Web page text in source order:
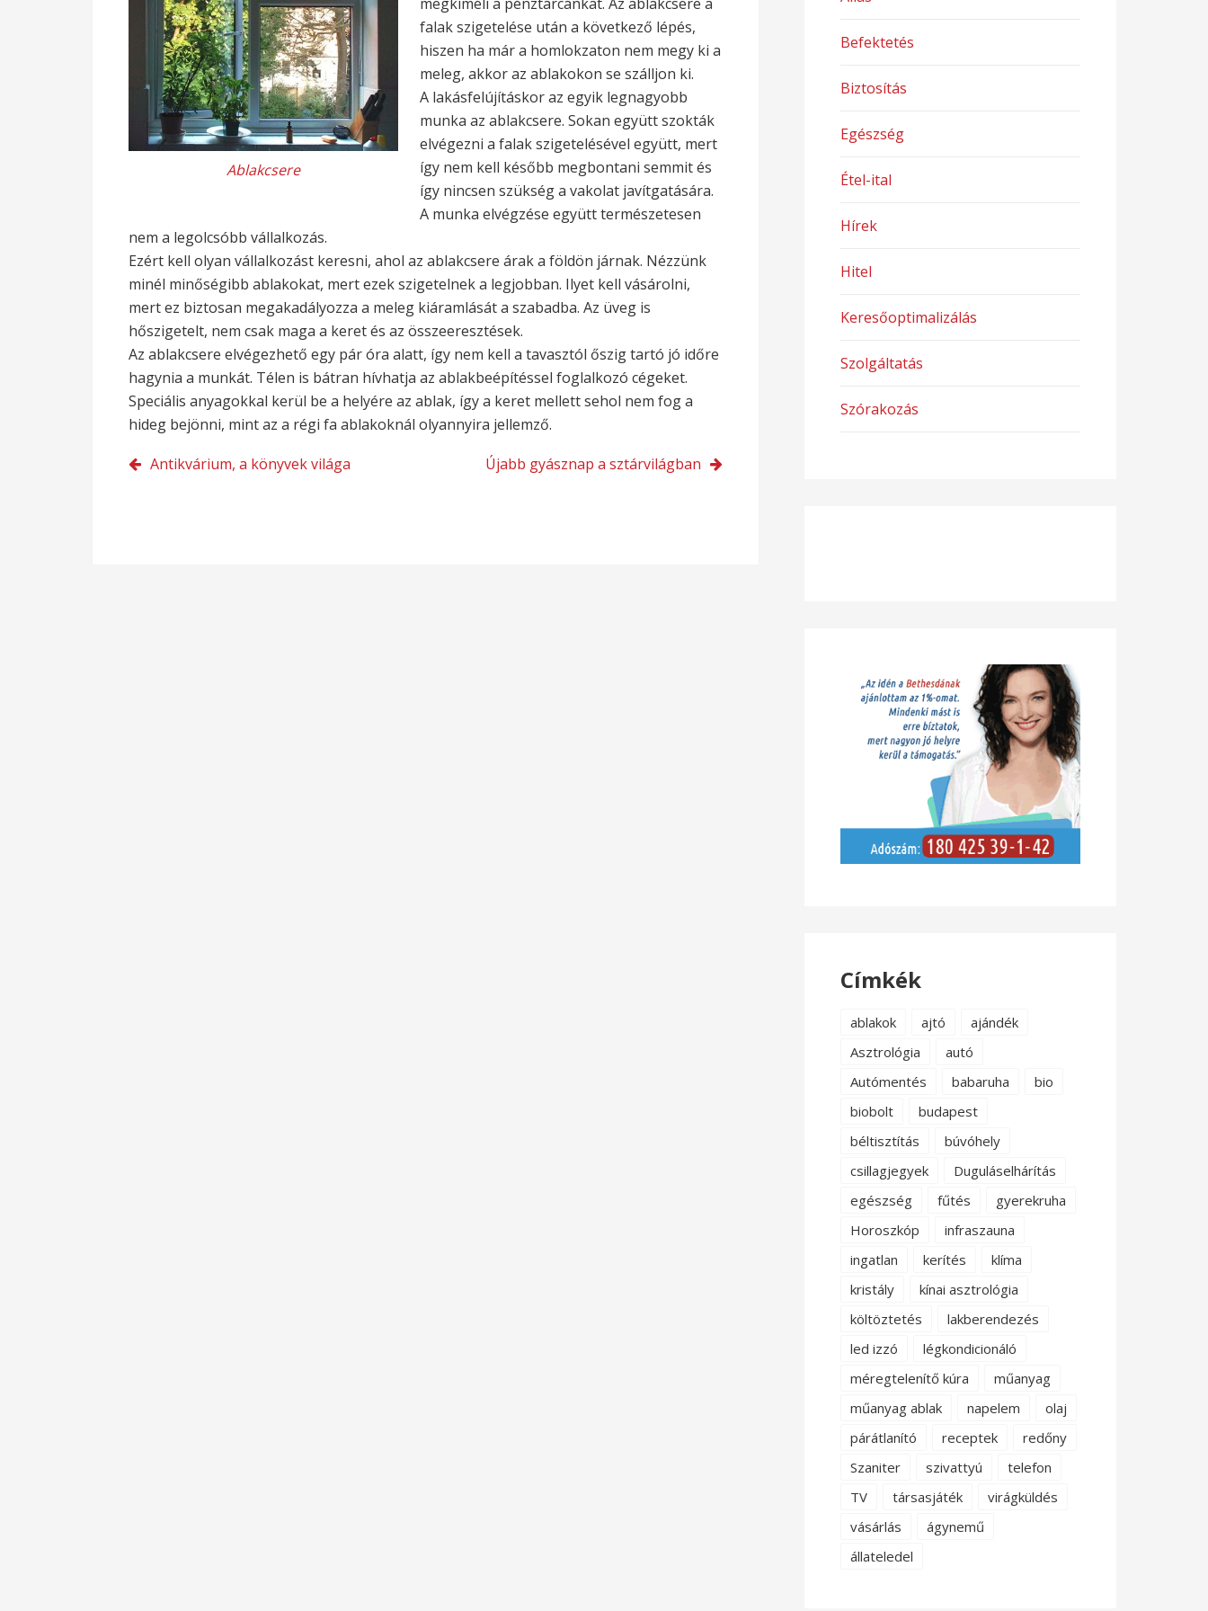
Ablakcsere
falak szigetelése után a következő lépés,
hiszen ha már a homlokzaton nem megy ki a
meleg, akkor az ablakokon se szálljon ki.
A lakásfelújításkor az egyik legnagyobb
munka az ablakcsere. Sokan együtt szokták
elvégezni a falak szigetelésével együtt, mert
így nem kell később megbontani semmit és
így nincsen szükség a vakolat javítgatására.
A munka elvégzése együtt természetesen
nem a legolcsóbb vállalkozás.
Ezért kell olyan vállalkozást keresni, ahol az ablakcsere árak a földön járnak. Nézzünk
minél minőségibb ablakokat, mert ezek szigetelnek a legjobban. Ilyet kell vásárolni,
mert ez biztosan megakadályozza a meleg kiáramlását a szabadba. Az üveg is
hőszigetelt, nem csak maga a keret és az összeeresztések.
Az ablakcsere elvégezhető egy pár óra alatt, így nem kell a tavasztól őszig tartó jó időre
hagynia a munkát. Télen is bátran hívhatja az ablakbeépítéssel foglalkozó cégeket.
Speciális anyagokkal kerül be a helyére az ablak, így a keret mellett sehol nem fog a
hideg bejönni, mint az a régi fa ablakoknál olyannyira jellemző.
Bejegyzés
Antikvárium, a könyvek világa Újabb gyásznap a sztárvilágban
Befektetés
Biztosítás
Egészség
Étel-ital
Hírek
Hitel
Keresőoptimalizálás
Szolgáltatás
Szórakozás
Címkék
ablakok ajtó
ajándék
Asztrológia
autó
Autómentés
babaruha
bio
biobolt
budapest
béltisztítás
búvóhely
csillagjegyek
Duguláselhárítás
egészség
fűtés
gyerekruha
Horoszkóp
infraszauna
ingatlan
kerítés
klíma
kristály
kínai asztrológia
költöztetés
lakberendezés
led izzó
légkondicionáló
méregtelenítő kúra
műanyag
műanyag ablak
napelem
olaj
párátlanító
receptek
redőny
Szaniter
szivattyú
telefon
TV
társasjáték
virágküldés
vásárlás
ágynemű
állateledel